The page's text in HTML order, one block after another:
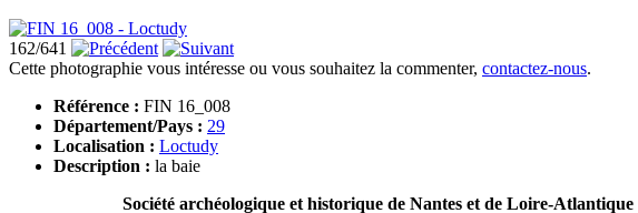
162/641
Cette photographie vous intéresse ou vous souhaitez la commenter, contactez-nous.
Référence : FIN 16_008
Département/Pays : 29
Localisation : Loctudy
Description : la baie
Société archéologique et historique de Nantes et de Loire-Atlantique